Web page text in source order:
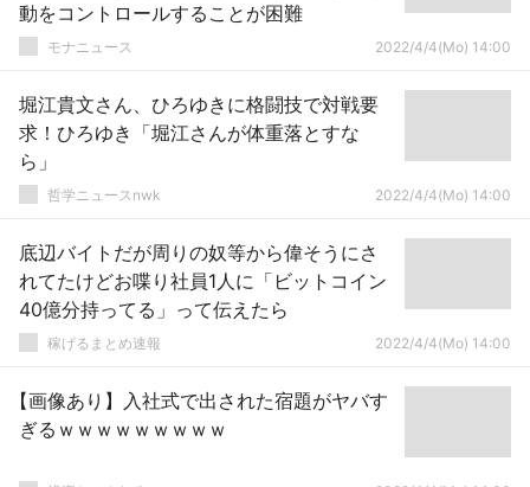
動をコントロールすることが困難
モナニュース 2022/4/4(Mo) 14:00
堀江貴文さん、ひろゆきに格闘技で対戦要
求！ひろゆき「堀江さんが体重落とすな
ら」
哲学ニュースnwk 2022/4/4(Mo) 14:00
底辺バイトだが周りの奴等から偉そうにさ
れてたけどお喋り社員1人に「ビットコイン
40億分持ってる」って伝えたら
稼げるまとめ速報 2022/4/4(Mo) 14:00
【画像あり】入社式で出された宿題がヤバす
ぎるｗｗｗｗｗｗｗｗｗ